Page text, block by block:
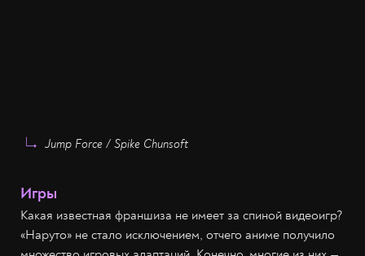
Jump Force / Spike Chunsoft
Игры
Какая известная франшиза не имеет за спиной видеоигр?
«Наруто» не стало исключением, отчего аниме получило